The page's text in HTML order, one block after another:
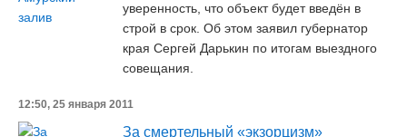
уверенность, что объект будет введён в
строй в срок. Об этом заявил губернатор
края Сергей Дарькин по итогам выездного
совещания.
12:50, 25 января 2011
За смертельный «экзорцизм»